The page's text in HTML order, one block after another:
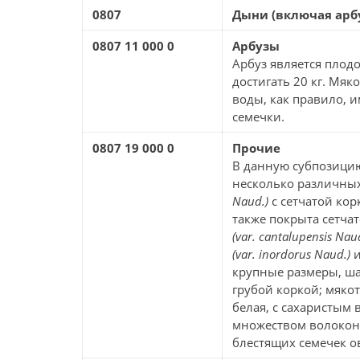
0807
Дыни (включая
0807 11 000 0
Арбузы
Арбуз является
достигать 20 кг.
воды, как правило,
семечки.
0807 19 000 0
Прочие
В данную
несколько
Naud.) с сетчатой
также покрыта
(var. cantalupensis
(var. inordorus Naud.)
крупные размеры,
грубой коркой;
белая, с сахаристым
множеством
блестящих семечек